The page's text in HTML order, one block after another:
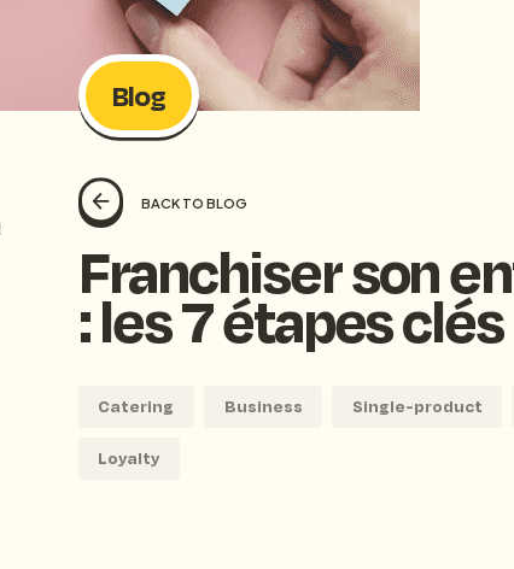
Access all resources
Blog
BACK TO BLOG
Franchiser son
: les 7 étapes clés
Catering Business Single-product
Loyalty